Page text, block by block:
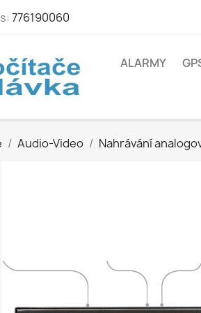
776190060
ALARMY
Audio-Video Nahrávání